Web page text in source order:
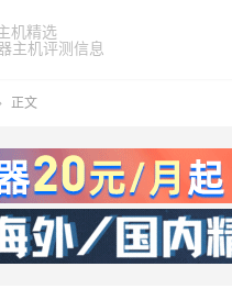
机精选
主机评测信息
正文